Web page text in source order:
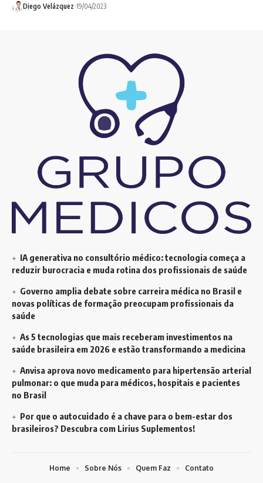
Diego Velázquez 19/04/2023
IA generativa no consultório médico: tecnologia começa a
reduzir burocracia e muda rotina dos profissionais de saúde
Governo amplia debate sobre carreira médica no Brasil e
novas políticas de formação preocupam profissionais da
saúde
As 5 tecnologias que mais receberam investimentos na
saúde brasileira em 2026 e estão transformando a medicina
Anvisa aprova novo medicamento para hipertensão arterial
pulmonar: o que muda para médicos, hospitais e pacientes
no Brasil
Por que o autocuidado é a chave para o bem-estar dos
brasileiros? Descubra com Lirius Suplementos!
Home Sobre Nós Quem Faz Contato